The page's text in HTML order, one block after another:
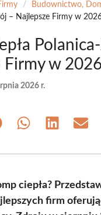
/ Budownictwo,
– Najlepsze Firmy w
Firmy w
2026 r.
Share Share Share
ciepła?
firm